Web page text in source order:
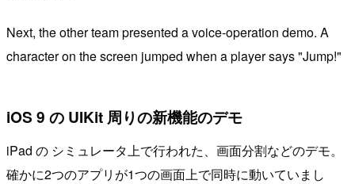
Next, the other team presented a voice-operation demo. A
character on the screen jumped when a player says "Jump!"
iOS 9 の UIKit 周りの新機能のデモ
iPad の シミュレータ上で行われた、画面分割などのデモ。
確かに2つのアプリが1つの画面上で同時に動いていまし